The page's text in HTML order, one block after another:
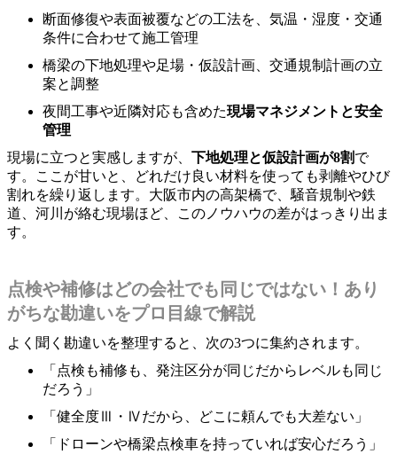
断面修復や表面被覆などの工法を、気温・湿度・交通
条件に合わせて施工管理
橋梁の下地処理や足場・仮設計画、交通規制計画の立
案と調整
夜間工事や近隣対応も含めた現場マネジメントと安全
管理
現場に立つと実感しますが、 下地処理と仮設計画が8割で
す。ここが甘いと、どれだけ良い材料を使っても剥離やひび
割れを繰り返します。大阪市内の高架橋で、騒音規制や鉄
道、河川が絡む現場ほど、このノウハウの差がはっきり出ま
す。
点検や補修はどの会社でも同じではない！あり
がちな勘違いをプロ目線で解説
よく聞く勘違いを整理すると、次の3つに集約されます。
「点検も補修も、発注区分が同じだからレベルも同じ
だろう」
「健全度Ⅲ・Ⅳだから、どこに頼んでも大差ない」
「ドローンや橋梁点検車を持っていれば安心だろう」